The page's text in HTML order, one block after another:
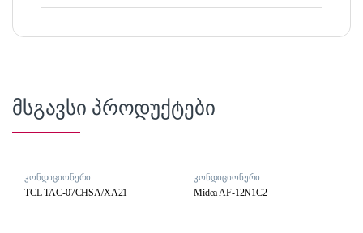
მსგავსი პროდუქტები
კონდიციონერი
TCL TAC-07CHSA/XA21
კონდიციონერი
Midea AF-12N1C2